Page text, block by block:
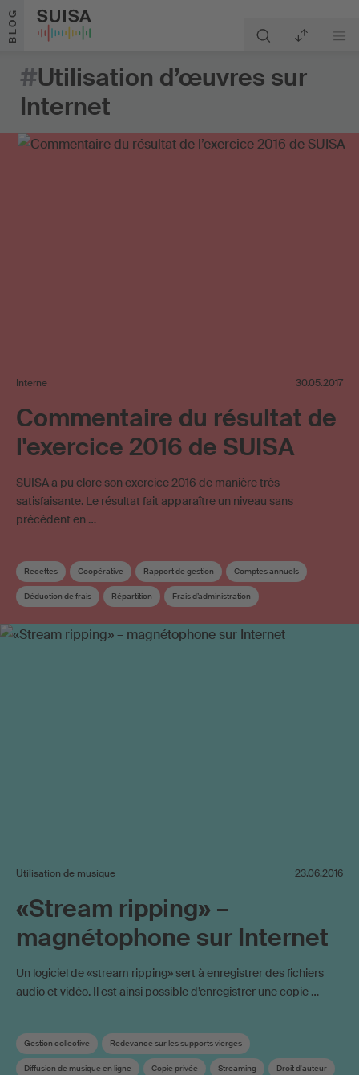
Aller au contenu
BLOG
#Utilisation d’œuvres sur
Internet
Interne 30.05.2017
Commentaire du résultat de
l'exercice 2016 de SUISA
SUISA a pu clore son exercice 2016 de manière très
satisfaisante. Le résultat fait apparaître un niveau sans
précédent en …
Recettes Coopérative Rapport de gestion Comptes annuels
Déduction de frais Répartition Frais d’administration
Utilisation de musique 23.06.2016
«Stream ripping» –
magnétophone sur Internet
Un logiciel de «stream ripping» sert à enregistrer des fichiers
audio et vidéo. Il est ainsi possible d’enregistrer une copie …
Gestion collective Redevance sur les supports vierges
Diffusion de musique en ligne Copie privée Streaming Droit d'auteur